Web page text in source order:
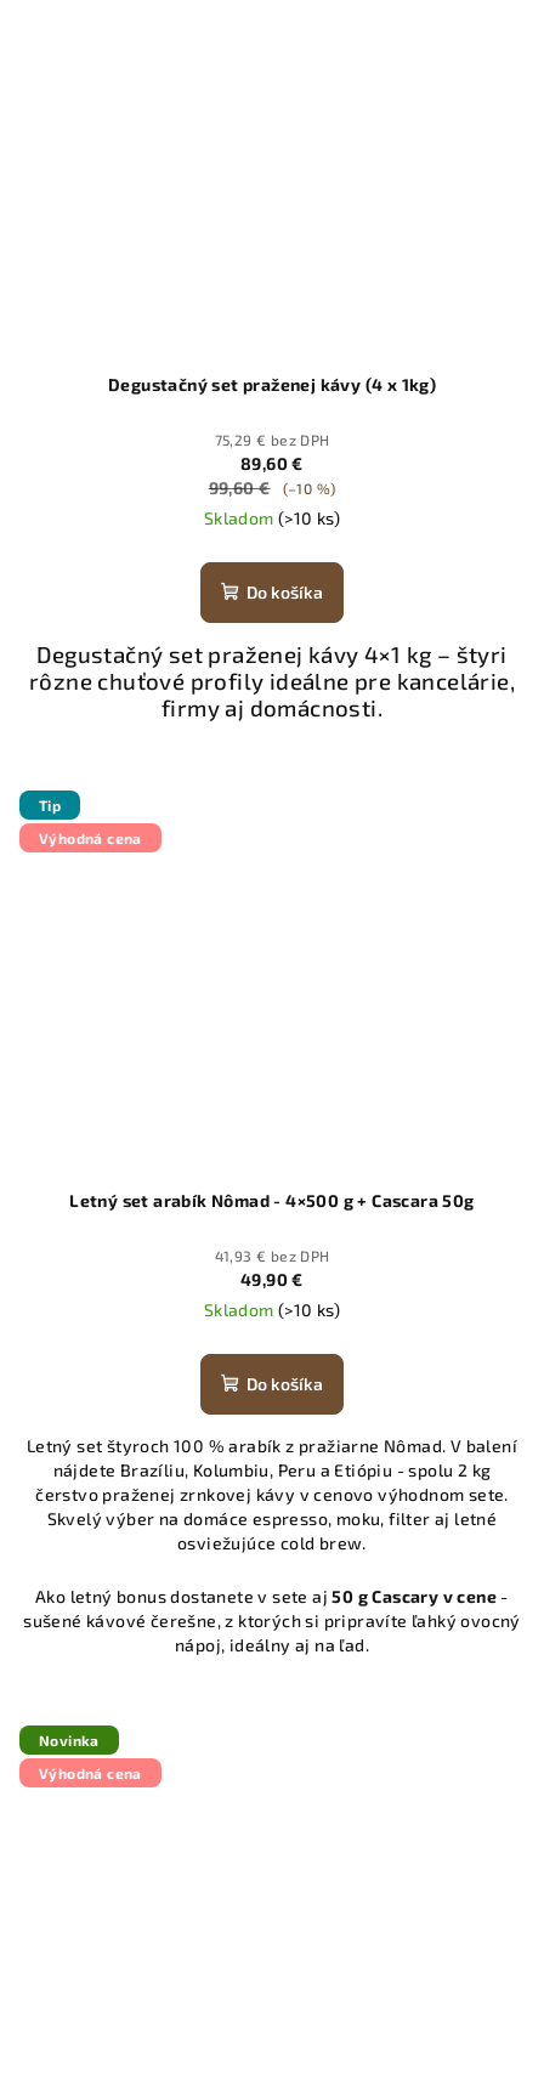
Degustačný set praženej kávy (4 x 1kg)
75,29 € bez DPH
89,60 €
99,60 €
(–10 %)
Skladom (>10 ks)
Do košíka
Degustačný set praženej kávy 4×1 kg – štyri
rôzne chuťové profily ideálne pre kancelárie,
firmy aj domácnosti.
Tip
Výhodná cena
Letný set arabík Nômad - 4×500 g + Cascara 50g
41,93 € bez DPH
49,90 €
Skladom (>10 ks)
Do košíka
Letný set štyroch 100 % arabík z pražiarne Nômad. V balení
nájdete Brazíliu, Kolumbiu, Peru a Etiópiu - spolu 2 kg
čerstvo praženej zrnkovej kávy v cenovo výhodnom sete.
Skvelý výber na domáce espresso, moku, filter aj letné
osviežujúce cold brew.
Ako letný bonus dostanete v sete aj50 g Cascary v cene -
sušené kávové čerešne, z ktorých si pripravíte ľahký ovocný
nápoj, ideálny aj na ľad.
Novinka
Výhodná cena